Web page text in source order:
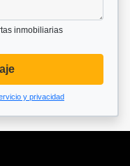
inmobiliarias
y privacidad